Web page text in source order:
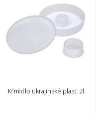
Kŕmidlo ukrajinské plast. 2l